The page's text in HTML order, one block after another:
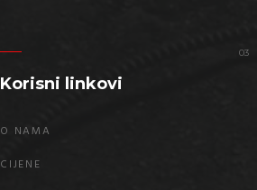
Korisni linkovi
O NAMA
CIJENE